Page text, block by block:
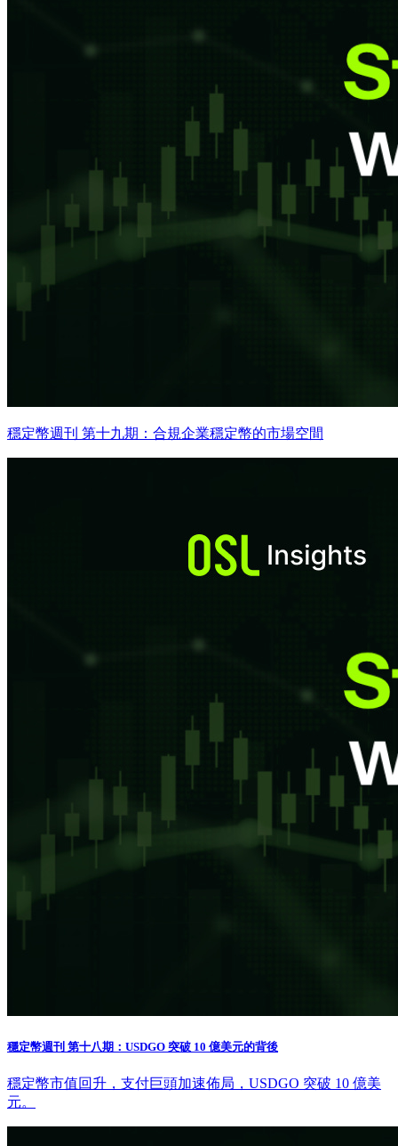
穩定幣週刊 第十九期：合規企業穩定幣的市場空間
穩定幣週刊 第十八期：USDGO 突破 10 億美元的背後
穩定幣市值回升，支付巨頭加速佈局，USDGO 突破 10 億美
元。